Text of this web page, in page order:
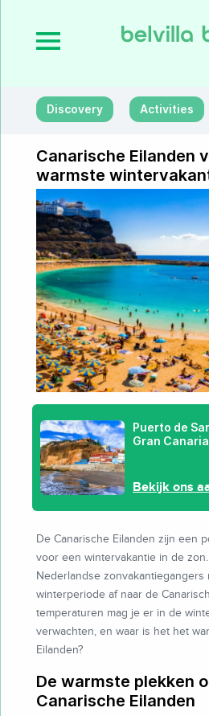
Discovery Activities
Canarische Eilanden
warmste
Puerto de
Gran Canaria
Bekijk ons
De Canarische Eilanden zijn een
voor een wintervakantie in de
Nederlandse
winterperiode af naar de
temperaturen mag je er in de
verwachten, en waar is het het
Eilanden?
De warmste plekken
Canarische Eilanden